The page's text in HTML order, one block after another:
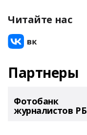
Читайте нас
Партнеры
Фотобанк
журналистов РБ